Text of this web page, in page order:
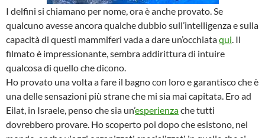
I delfini si chiamano per nome, ora è anche provato. Se
qualcuno avesse ancora qualche dubbio sull’intelligenza e sulla
capacità di questi mammiferi vada a dare un’occhiataqui. Il
filmato è impressionante, sembra addirittura di intuire
qualcosa di quello che dicono.
Ho provato una volta a fare il bagno con loro e garantisco che è
una delle sensazioni più strane che mi sia mai capitata. Ero ad
Eilat, in Israele, penso che sia un’esperienzache tutti
dovrebbero provare. Ho scoperto poi dopo che esistono, nel